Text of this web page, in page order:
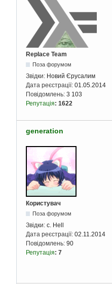
Replace Team
Поза форумом
Звідки: Новий Єрусалим
Дата реєстрації: 01.05.2014
Повідомлень: 3 103
Репутація: 1622
generation
Користувач
Поза форумом
Звідки: c. Hell
Дата реєстрації: 02.11.2014
Повідомлень: 90
Репутація: 7